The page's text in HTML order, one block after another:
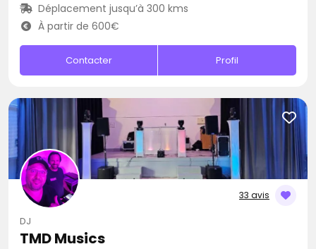
Déplacement jusqu’à 300 kms
À partir de 600€
Contacter Profil
33 avis
DJ
TMD Musics